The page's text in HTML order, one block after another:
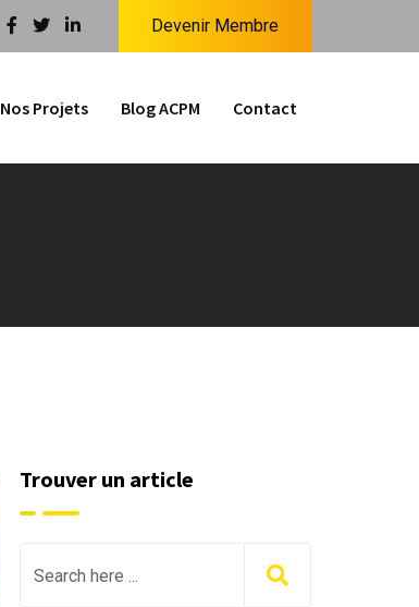
Devenir Membre
Nos Projets Blog ACPM Contact
Trouver un article